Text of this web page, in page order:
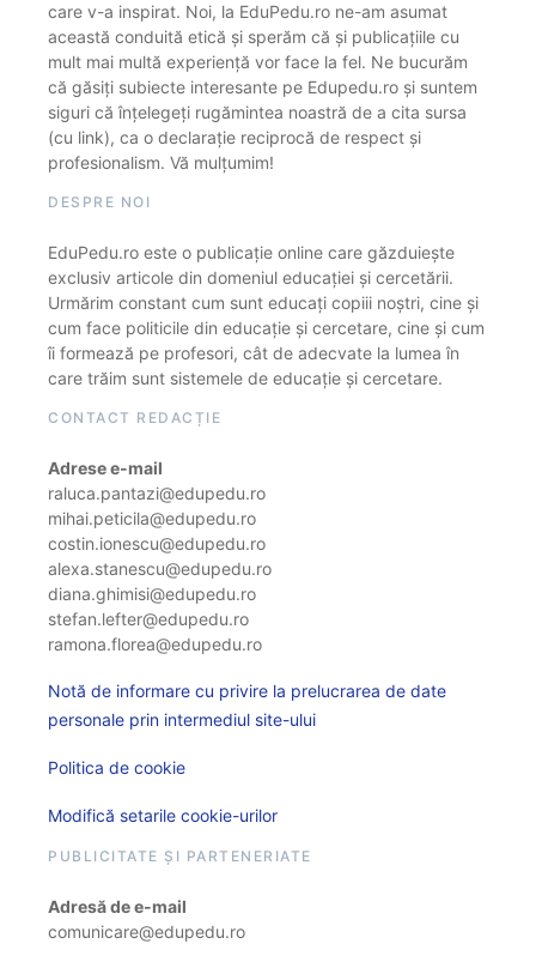
care v-a inspirat. Noi, la EduPedu.ro ne-am asumat
această conduită etică și sperăm că și publicațiile cu
mult mai multă experiență vor face la fel. Ne bucurăm
că găsiți subiecte interesante pe Edupedu.ro și suntem
siguri că înțelegeți rugămintea noastră de a cita sursa
(cu link), ca o declarație reciprocă de respect și
profesionalism. Vă mulțumim!
DESPRE NOI
EduPedu.ro este o publicație online care găzduiește
exclusiv articole din domeniul educației și cercetării.
Urmărim constant cum sunt educați copiii noștri, cine și
cum face politicile din educație și cercetare, cine și cum
îi formează pe profesori, cât de adecvate la lumea în
care trăim sunt sistemele de educație și cercetare.
CONTACT REDACȚIE
Adrese e-mail
raluca.pantazi@edupedu.ro
mihai.peticila@edupedu.ro
costin.ionescu@edupedu.ro
alexa.stanescu@edupedu.ro
diana.ghimisi@edupedu.ro
stefan.lefter@edupedu.ro
ramona.florea@edupedu.ro
Notă de informare cu privire la prelucrarea de date
personale prin intermediul site-ului
Politica de cookie
Modifică setarile cookie-urilor
PUBLICITATE ȘI PARTENERIATE
Adresă de e-mail
comunicare@edupedu.ro